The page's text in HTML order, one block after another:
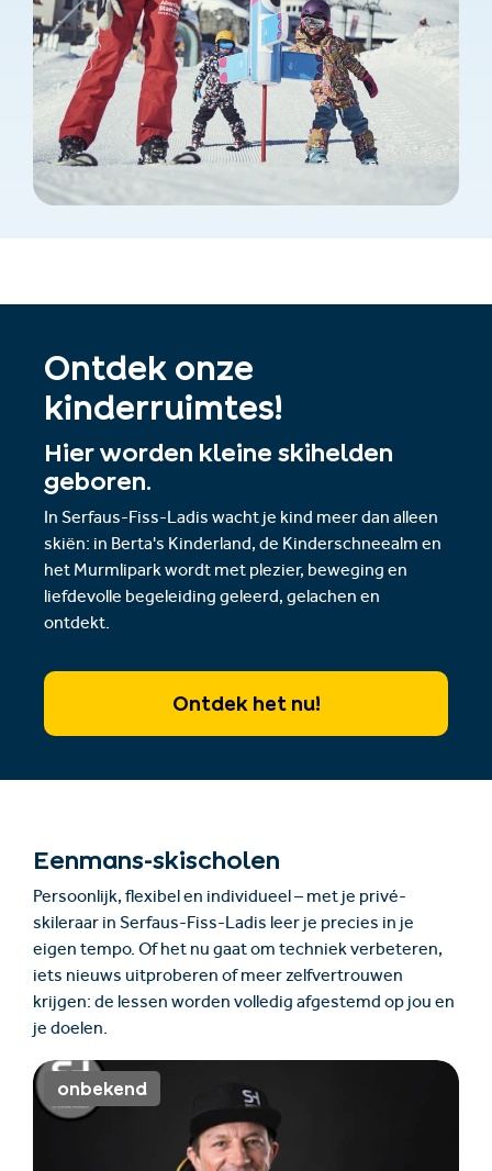
Ontdek onze
kinderruimtes!
Hier worden kleine skihelden
geboren.
In Serfaus-Fiss-Ladis wacht je kind meer dan alleen
skiën: in Berta's Kinderland, de Kinderschneealm en
het Murmlipark wordt met plezier, beweging en
liefdevolle begeleiding geleerd, gelachen en
ontdekt.
Ontdek het nu!
Eenmans-skischolen
Persoonlijk, flexibel en individueel – met je privé-
skileraar in Serfaus-Fiss-Ladis leer je precies in je
eigen tempo. Of het nu gaat om techniek verbeteren,
iets nieuws uitproberen of meer zelfvertrouwen
krijgen: de lessen worden volledig afgestemd op jou en
je doelen.
onbekend